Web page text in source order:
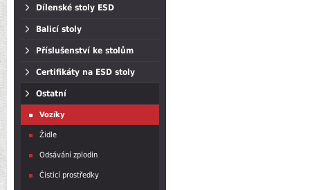
Dílenské stoly ESD
Balicí stoly
Příslušenství ke stolům
Certifikáty na ESD stoly
Ostatní
Vozíky
Židle
Odsávání zplodin
Čisticí prostředky